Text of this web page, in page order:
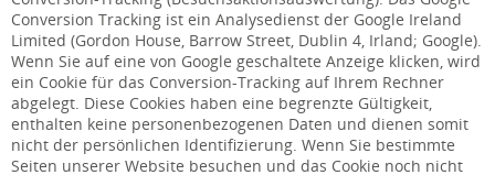
Conversion Tracking ist ein Analysedienst der Google Ireland
Limited (Gordon House, Barrow Street, Dublin 4, Irland; Google).
Wenn Sie auf eine von Google geschaltete Anzeige klicken, wird
ein Cookie für das Conversion-Tracking auf Ihrem Rechner
abgelegt. Diese Cookies haben eine begrenzte Gültigkeit,
enthalten keine personenbezogenen Daten und dienen somit
nicht der persönlichen Identifizierung. Wenn Sie bestimmte
Seiten unserer Website besuchen und das Cookie noch nicht